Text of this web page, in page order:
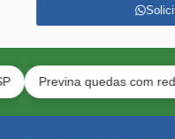
quedas com redes